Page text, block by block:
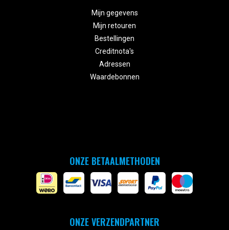
Mijn gegevens
Mijn retouren
Bestellingen
Creditnota's
Adressen
Waardebonnen
ONZE BETAALMETHODEN
ONZE VERZENDPARTNER